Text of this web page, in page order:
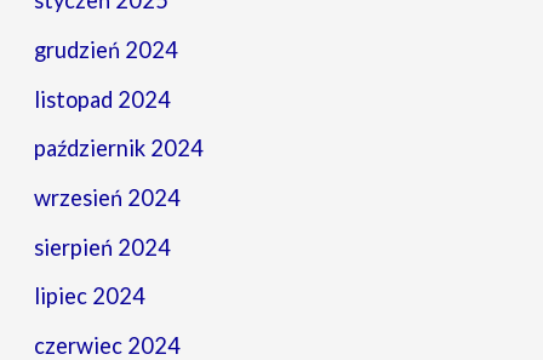
grudzień 2024
listopad 2024
październik 2024
wrzesień 2024
sierpień 2024
lipiec 2024
czerwiec 2024